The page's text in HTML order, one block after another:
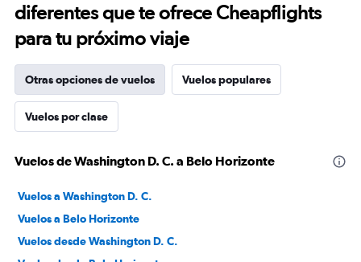
diferentes que te ofrece Cheapflights
para tu próximo viaje
Otras opciones de vuelos Vuelos populares
Vuelos por clase
Vuelos de Washington D. C. a Belo Horizonte
Vuelos a Washington D. C.
Vuelos a Belo Horizonte
Vuelos desde Washington D. C.